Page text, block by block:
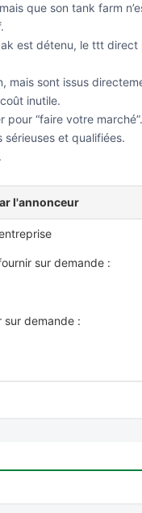
que son tank farm
est détenu, le ttt direct
mais sont issus
inutile.
“faire votre marché”.
sérieuses et qualifiées.
l'annonceur
sur demande :
sur demande :